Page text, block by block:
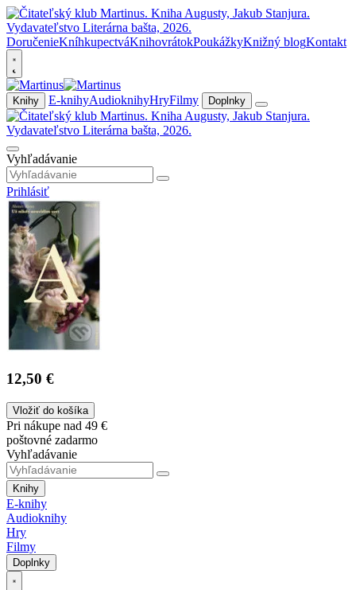
DoručenieKníhkupectváKnihovrátokPoukážkyKnižný blogKontakt
Knihy E-knihyAudioknihyHryFilmy Doplnky
Vyhľadávanie
Prihlásiť
12,50 €
Vložiť do košíka
Pri nákupe nad 49 €
poštovné zadarmo
Vyhľadávanie
Knihy
E-knihy
Audioknihy
Hry
Filmy
Doplnky